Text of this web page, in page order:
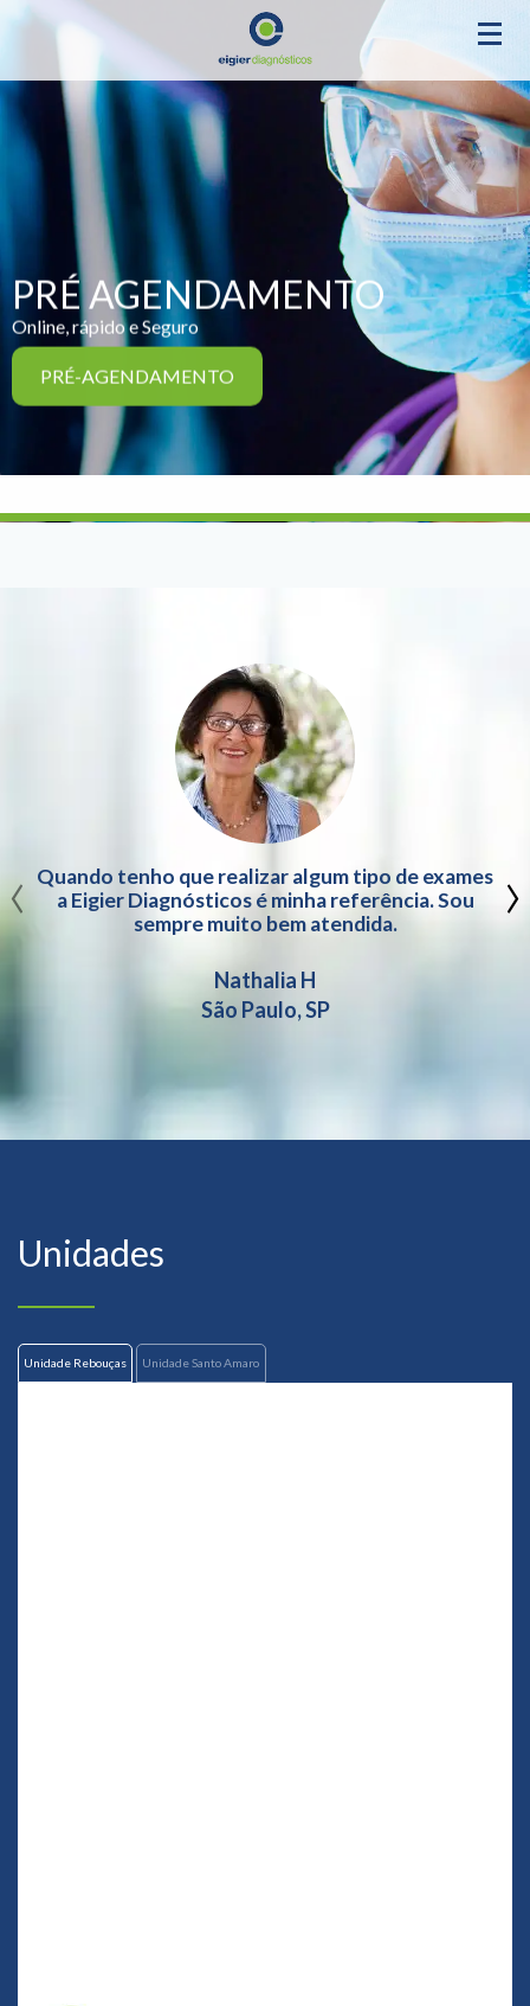
PRÉ AGENDAMENTO
Online, rápido e Seguro
PRÉ-AGENDAMENTO
Quando tenho que realizar algum tipo de exames
a Eigier Diagnósticos é minha referência. Sou
sempre muito bem atendida.
Nathalia H
São Paulo, SP
‹ ›
Unidades
Unidade Rebouças Unidade Santo Amaro